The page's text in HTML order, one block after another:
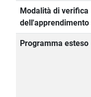
Modalità di verifica
dell'apprendimento
Programma esteso